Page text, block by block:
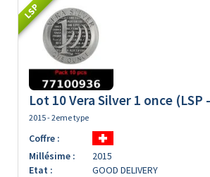
LSP
Lot 10 Vera Silver 1 once (LSP
2015 - 2eme type
Coffre :
Millésime :
2015
Etat :
GOOD DELIVERY